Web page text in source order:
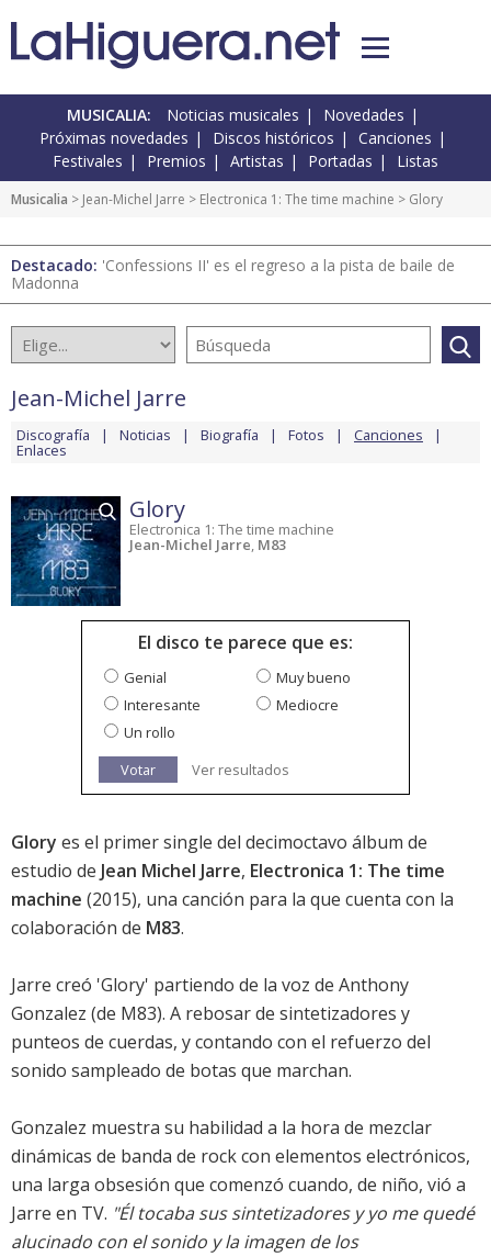
MUSICALIA: Noticias musicales
Novedades
Próximas novedades
Discos históricos
Canciones
Festivales
Premios Artistas Portadas Listas
Musicalia > Jean-Michel Jarre > Electronica 1: The time machine > Glory
Destacado: 'Confessions II' es el regreso a la pista de baile de
Madonna
Jean-Michel Jarre
Discografía Noticias Biografía Fotos Canciones
Enlaces
Glory
Electronica 1: The time machine
Jean-Michel Jarre, M83
El disco te parece que es:
Genial
Muy bueno
Interesante
Mediocre
Un rollo
Votar
Ver resultados
Glory es el primer single del decimoctavo álbum de
estudio de Jean Michel Jarre, Electronica 1: The time
machine (2015), una canción para la que cuenta con la
colaboración de M83.
Jarre creó 'Glory' partiendo de la voz de Anthony
Gonzalez (de M83). A rebosar de sintetizadores y
punteos de cuerdas, y contando con el refuerzo del
sonido sampleado de botas que marchan.
Gonzalez muestra su habilidad a la hora de mezclar
dinámicas de banda de rock con elementos electrónicos,
una larga obsesión que comenzó cuando, de niño, vió a
Jarre en TV. "Él tocaba sus sintetizadores y yo me quedé
alucinado con el sonido y la imagen de los